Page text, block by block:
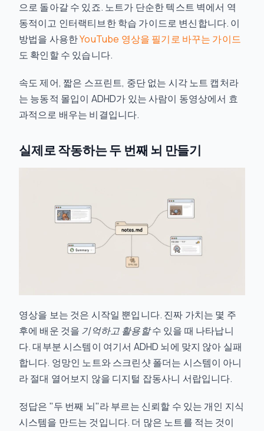
으로 돌아갈 수 있죠. 노트가 단순한 텍스트 벽에서 역
동적이고 인터랙티브한 학습 가이드로 변신합니다. 이
방법을 사용한YouTube 영상을 필기로 바꾸는 가이드
도 확인할 수 있습니다.
속도 제어, 짧은 스프린트, 중단 없는 시각 노트 캡처라
는 능동적 몰입이 ADHD가 있는 사람이 동영상에서 효
과적으로 배우는 비결입니다.
실제로 작동하는 두 번째 뇌 만들기
영상을 보는 것은 시작일 뿐입니다. 진짜 가치는 몇 주
후에 배운 것을 기억하고 활용할수 있을 때 나타납니
다. 대부분 시스템이 여기서 ADHD 뇌에 맞지 않아 실패
합니다. 엉망인 노트와 스크린샷 폴더는 시스템이 아니
라 절대 열어보지 않을 디지털 잡동사니 서랍입니다.
정답은 "두 번째 뇌"라 부르는 신뢰할 수 있는 개인 지식
시스템을 만드는 것입니다. 더 많은 노트를 적는 것이